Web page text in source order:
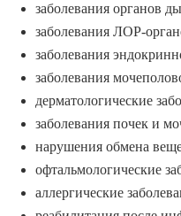
заболевания органов
заболевания ЛОР-
заболевания
заболевания
дерматологические
заболевания почек и
нарушения обмена
офтальмологические
аллергические